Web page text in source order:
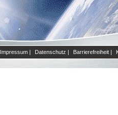
Impressum | Datenschutz | Barrierefreiheit |